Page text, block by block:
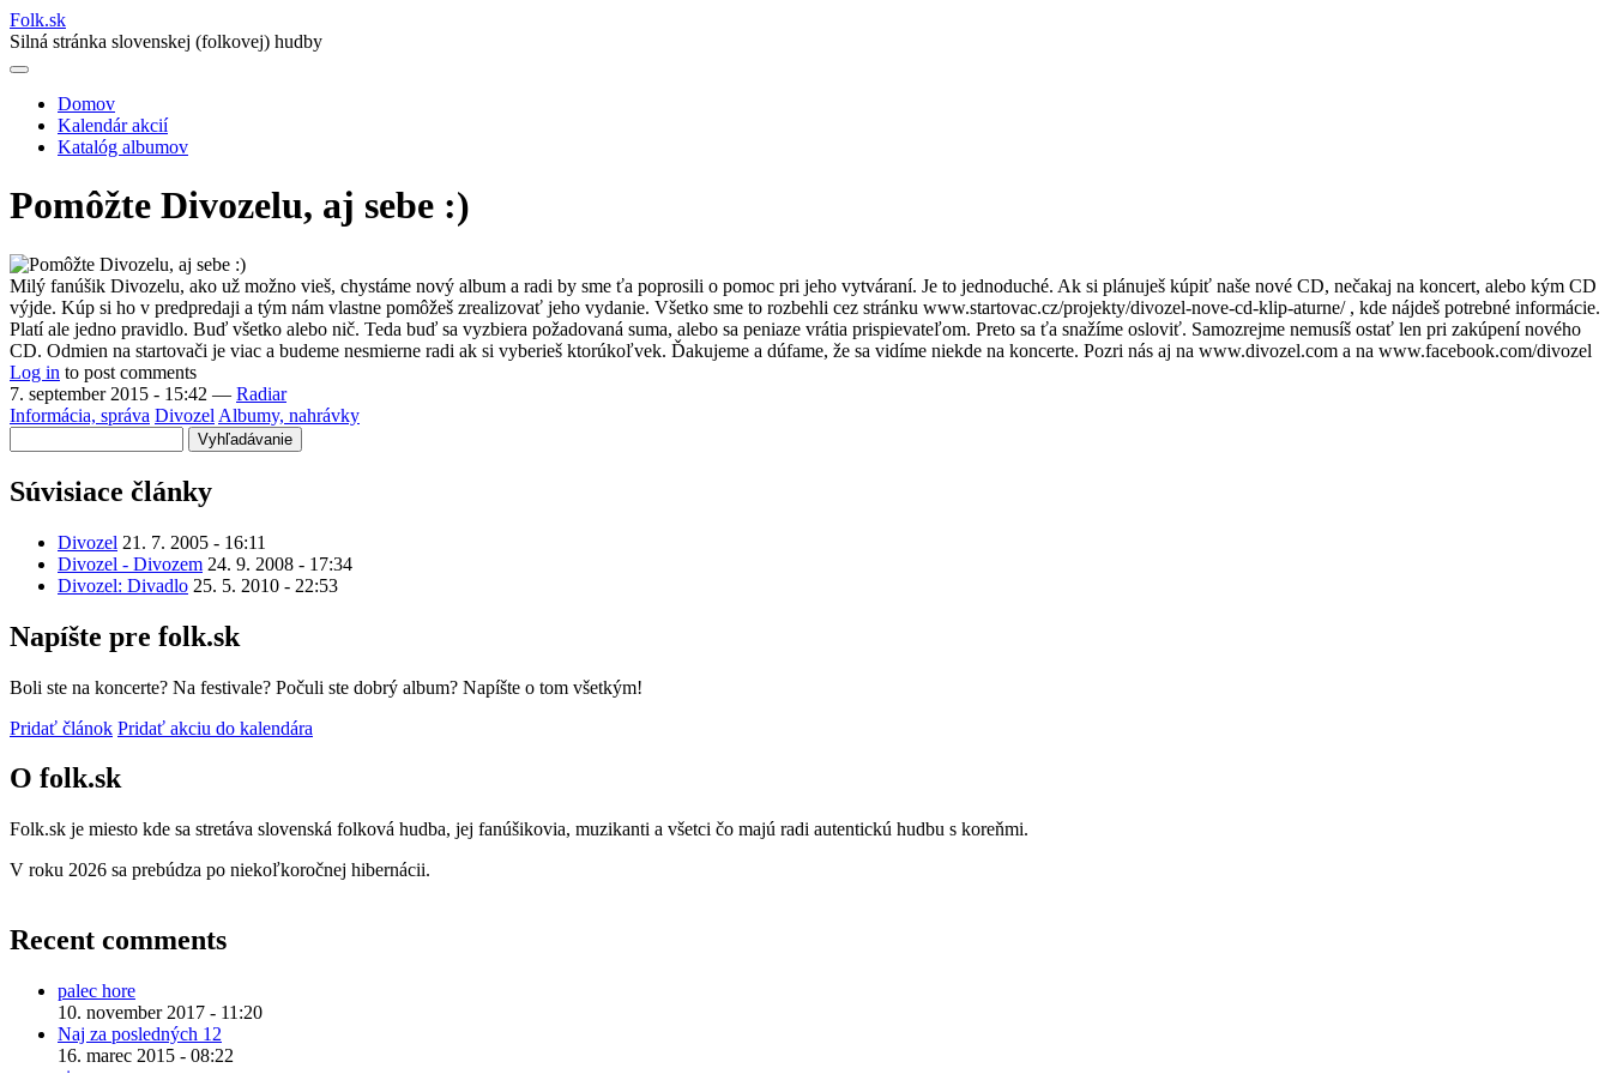
Folk.sk
Silná stránka slovenskej (folkovej) hudby
Main
navigation
Domov
Kalendár akcií
Katalóg albumov
Pomôžte Divozelu, aj sebe :)
Milý fanúšik Divozelu, ako už možno vieš, chystáme nový album a radi by sme ťa poprosili o pomoc pri jeho vytváraní. Je to jednoduché. Ak si plánuješ kúpiť naše nové CD, nečakaj na koncert, alebo kým CD
výjde. Kúp si ho v predpredaji a tým nám vlastne pomôžeš zrealizovať jeho vydanie. Všetko sme to rozbehli cez stránku www.startovac.cz/projekty/divozel-nove-cd-klip-aturne/ , kde nájdeš potrebné informácie.
Platí ale jedno pravidlo. Buď všetko alebo nič. Teda buď sa vyzbiera požadovaná suma, alebo sa peniaze vrátia prispievateľom. Preto sa ťa snažíme osloviť. Samozrejme nemusíš ostať len pri zakúpení nového
CD. Odmien na startovači je viac a budeme nesmierne radi ak si vyberieš ktorúkoľvek. Ďakujeme a dúfame, že sa vidíme niekde na koncerte. Pozri nás aj na www.divozel.com a na www.facebook.com/divozel
Log in to post comments
7. september 2015 - 15:42 — Radiar
Informácia, správa Divozel Albumy, nahrávky
Súvisiace články
Divozel 21. 7. 2005 - 16:11
Divozel - Divozem 24. 9. 2008 - 17:34
Divozel: Divadlo 25. 5. 2010 - 22:53
Napíšte pre folk.sk
Boli ste na koncerte? Na festivale? Počuli ste dobrý album? Napíšte o tom všetkým!
Pridať článok Pridať akciu do kalendára
O folk.sk
Folk.sk je miesto kde sa stretáva slovenská folková hudba, jej fanúšikovia, muzikanti a všetci čo majú radi autentickú hudbu s koreňmi.
V roku 2026 sa prebúdza po niekoľkoročnej hibernácii.
Recent comments
palec hore
10. november 2017 - 11:20
Naj za posledných 12
16. marec 2015 - 08:22